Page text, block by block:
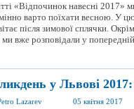
«Відпочинок навесні 2017»
варто поїхати весною. У
після зимової сплячки.
ми вже розповідали у
у Львові
Lazarev 05 квітня 2017